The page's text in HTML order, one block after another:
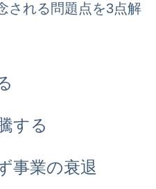
される問題点を3点解
する
事業の衰退